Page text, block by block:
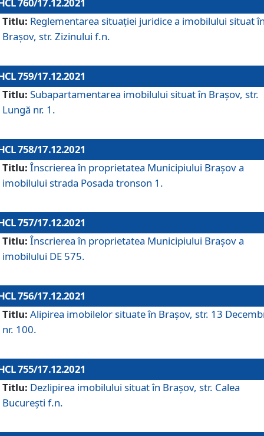
760/17.12.2021
Titlu: Reglementarea situației juridice a imobilului situat
Brașov, str. Zizinului f.n.
759/17.12.2021
Titlu: Subapartamentarea imobilului situat în Brașov, str.
Lungă nr. 1.
758/17.12.2021
Titlu: Înscrierea în proprietatea Municipiului Brașov a
imobilului strada Posada tronson 1.
757/17.12.2021
Titlu: Înscrierea în proprietatea Municipiului Brașov a
imobilului DE 575.
756/17.12.2021
Titlu: Alipirea imobilelor situate în Brașov, str. 13
nr. 100.
755/17.12.2021
Titlu: Dezlipirea imobilului situat în Brașov, str. Calea
București f.n.